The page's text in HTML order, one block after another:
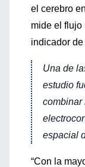
el cerebro
mide el flujo
indicador
Una de
estudio
combinar
espacial
“Con la